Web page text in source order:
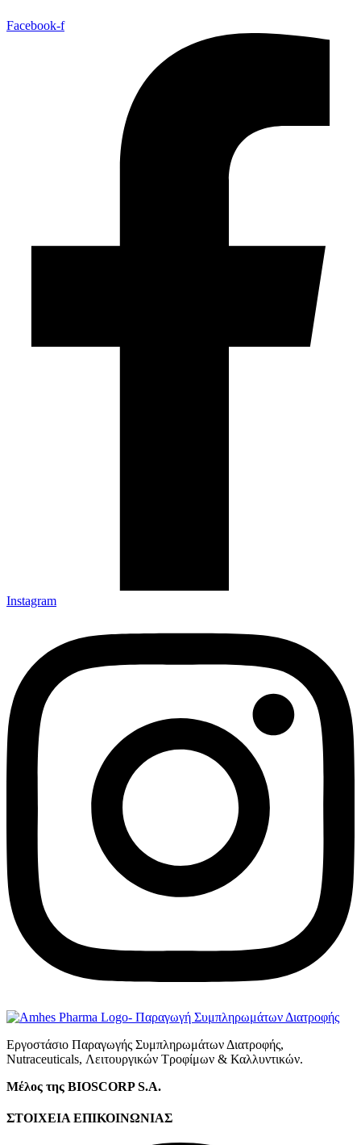
Facebook-f
Instagram
Εργοστάσιο Παραγωγής Συμπληρωμάτων Διατροφής,
Νutraceuticals, Λειτουργικών Τροφίμων & Καλλυντικών.
Μέλος της BIOSCORP S.A.
ΣΤΟΙΧΕΙΑ ΕΠΙΚΟΙΝΩΝΙΑΣ